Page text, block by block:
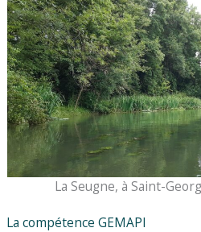
La Seugne, à Saint-
La compétence GEMAPI